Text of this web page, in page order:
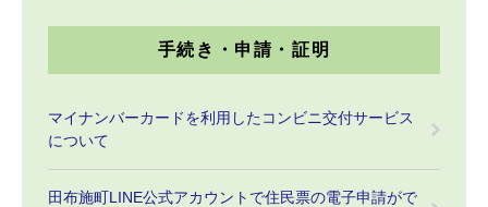
手続き・申請・証明
マイナンバーカードを利用したコンビニ交付サービス
について
田布施町LINE公式アカウントで住民票の電子申請がで